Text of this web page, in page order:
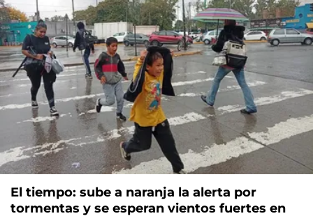
El tiempo: sube a naranja la alerta por
tormentas y se esperan vientos fuertes en